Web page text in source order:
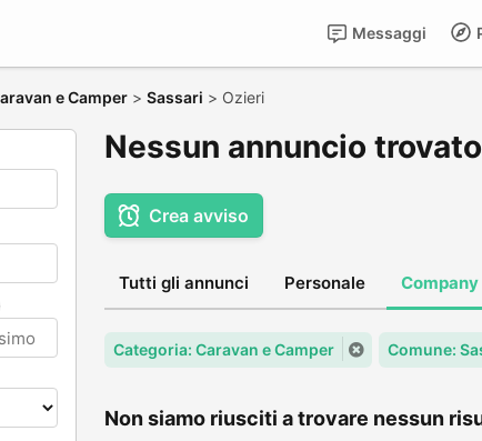
Messaggi
e Camper > Sassari > Ozieri
Nessun annuncio
Crea avviso
Tutti gli annunci Personale Company
Categoria: Caravan e Camper Comune:
Non siamo riusciti a trovare nessun